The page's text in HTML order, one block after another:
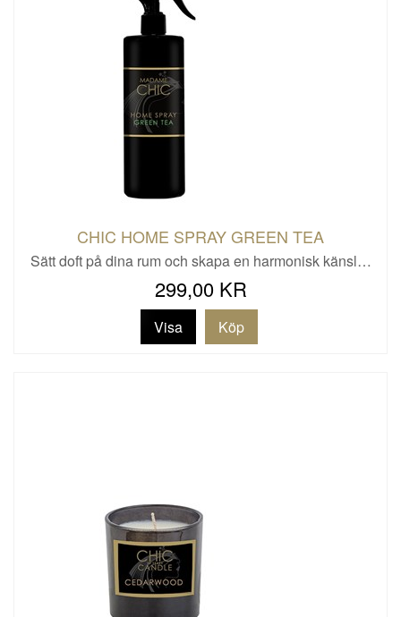
CHIC HOME SPRAY GREEN TEA
Sätt doft på dina rum och skapa en harmonisk känsl…
299,00 KR
Visa